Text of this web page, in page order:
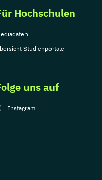
Hochschulen
Studienportale
uns auf
Instagram